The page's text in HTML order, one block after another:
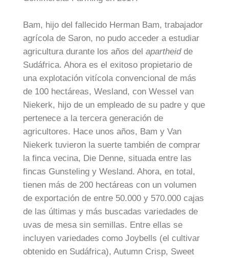
Bam, hijo del fallecido Herman Bam, trabajador
agrícola de Saron, no pudo acceder a estudiar
agricultura durante los años del apartheidde
Sudáfrica. Ahora es el exitoso propietario de
una explotación vitícola convencional de más
de 100 hectáreas, Wesland, con Wessel van
Niekerk, hijo de un empleado de su padre y que
pertenece a la tercera generación de
agricultores. Hace unos años, Bam y Van
Niekerk tuvieron la suerte también de comprar
la finca vecina, Die Denne, situada entre las
fincas Gunsteling y Wesland. Ahora, en total,
tienen más de 200 hectáreas con un volumen
de exportación de entre 50.000 y 570.000 cajas
de las últimas y más buscadas variedades de
uvas de mesa sin semillas. Entre ellas se
incluyen variedades como Joybells (el cultivar
obtenido en Sudáfrica), Autumn Crisp, Sweet